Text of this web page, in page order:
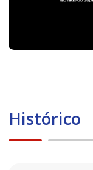
Histórico